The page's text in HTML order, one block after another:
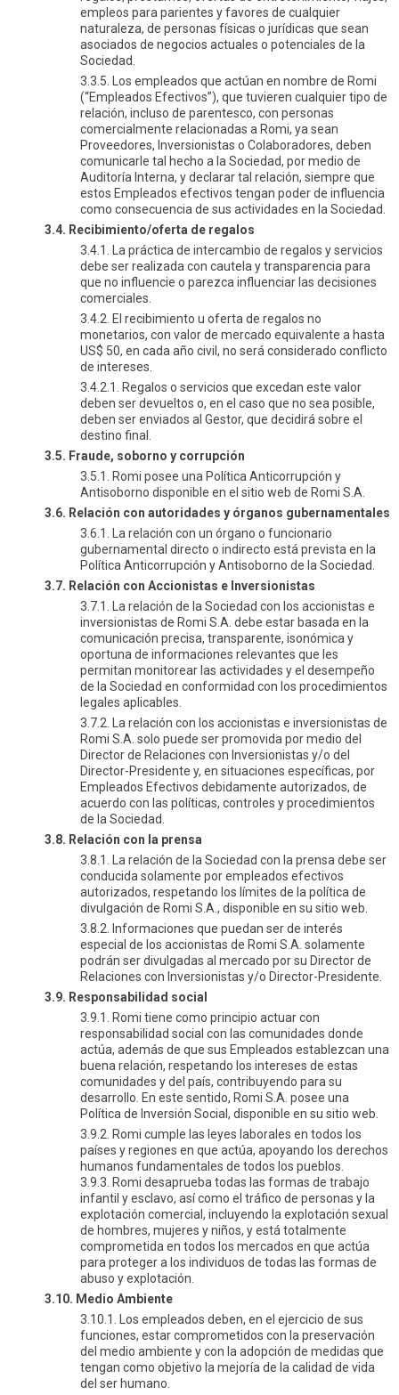
empleos para parientes y favores de cualquier
naturaleza, de personas físicas o jurídicas que sean
asociados de negocios actuales o potenciales de la
Sociedad.
3.3.5. Los empleados que actúan en nombre de Romi
(“Empleados Efectivos”), que tuvieren cualquier tipo de
relación, incluso de parentesco, con personas
comercialmente relacionadas a Romi, ya sean
Proveedores, Inversionistas o Colaboradores, deben
comunicarle tal hecho a la Sociedad, por medio de
Auditoría Interna, y declarar tal relación, siempre que
estos Empleados efectivos tengan poder de influencia
como consecuencia de sus actividades en la Sociedad.
3.4. Recibimiento/oferta de regalos
3.4.1. La práctica de intercambio de regalos y servicios
debe ser realizada con cautela y transparencia para
que no influencie o parezca influenciar las decisiones
comerciales.
3.4.2. El recibimiento u oferta de regalos no
monetarios, con valor de mercado equivalente a hasta
US$ 50, en cada año civil, no será considerado conflicto
de intereses.
3.4.2.1. Regalos o servicios que excedan este valor
deben ser devueltos o, en el caso que no sea posible,
deben ser enviados al Gestor, que decidirá sobre el
destino final.
3.5. Fraude, soborno y corrupción
3.5.1. Romi posee una Política Anticorrupción y
Antisoborno disponible en el sitio web de Romi S.A.
3.6. Relación con autoridades y órganos gubernamentales
3.6.1. La relación con un órgano o funcionario
gubernamental directo o indirecto está prevista en la
Política Anticorrupción y Antisoborno de la Sociedad.
3.7. Relación con Accionistas e Inversionistas
3.7.1. La relación de la Sociedad con los accionistas e
inversionistas de Romi S.A. debe estar basada en la
comunicación precisa, transparente, isonómica y
oportuna de informaciones relevantes que les
permitan monitorear las actividades y el desempeño
de la Sociedad en conformidad con los procedimientos
legales aplicables.
3.7.2. La relación con los accionistas e inversionistas de
Romi S.A. solo puede ser promovida por medio del
Director de Relaciones con Inversionistas y/o del
Director-Presidente y, en situaciones específicas, por
Empleados Efectivos debidamente autorizados, de
acuerdo con las políticas, controles y procedimientos
de la Sociedad.
3.8. Relación con la prensa
3.8.1. La relación de la Sociedad con la prensa debe ser
conducida solamente por empleados efectivos
autorizados, respetando los límites de la política de
divulgación de Romi S.A., disponible en su sitio web.
3.8.2. Informaciones que puedan ser de interés
especial de los accionistas de Romi S.A. solamente
podrán ser divulgadas al mercado por su Director de
Relaciones con Inversionistas y/o Director-Presidente.
3.9. Responsabilidad social
3.9.1. Romi tiene como principio actuar con
responsabilidad social con las comunidades donde
actúa, además de que sus Empleados establezcan una
buena relación, respetando los intereses de estas
comunidades y del país, contribuyendo para su
desarrollo. En este sentido, Romi S.A. posee una
Política de Inversión Social, disponible en su sitio web.
3.9.2. Romi cumple las leyes laborales en todos los
países y regiones en que actúa, apoyando los derechos
humanos fundamentales de todos los pueblos.
3.9.3. Romi desaprueba todas las formas de trabajo
infantil y esclavo, así como el tráfico de personas y la
explotación comercial, incluyendo la explotación sexual
de hombres, mujeres y niños, y está totalmente
comprometida en todos los mercados en que actúa
para proteger a los individuos de todas las formas de
abuso y explotación.
3.10. Medio Ambiente
3.10.1. Los empleados deben, en el ejercicio de sus
funciones, estar comprometidos con la preservación
del medio ambiente y con la adopción de medidas que
tengan como objetivo la mejoría de la calidad de vida
del ser humano.